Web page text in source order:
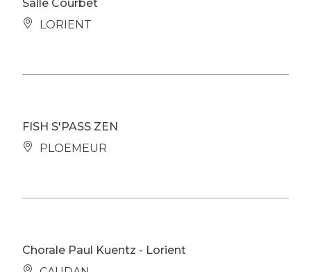
Salle Courbet
LORIENT
FISH S'PASS ZEN
PLOEMEUR
Chorale Paul Kuentz - Lorient